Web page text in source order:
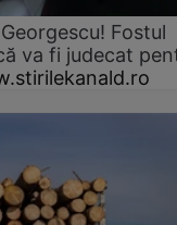
Fostul
va fi judecat